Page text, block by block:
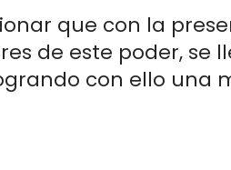
que con la
de este poder, se
con ello una